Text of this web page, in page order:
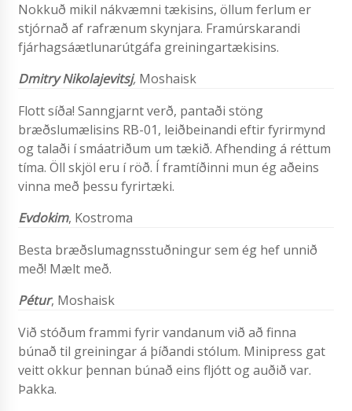
Nokkuð mikil nákvæmni tækisins, öllum ferlum er
stjórnað af rafrænum skynjara. Framúrskarandi
fjárhagsáætlunarútgáfa greiningartækisins.
Dmitry Nikolajevitsj, Moshaisk
Flott síða! Sanngjarnt verð, pantaði stöng
bræðslumælisins RB-01, leiðbeinandi eftir fyrirmynd
og talaði í smáatriðum um tækið. Afhending á réttum
tíma. Öll skjöl eru í röð. Í framtíðinni mun ég aðeins
vinna með þessu fyrirtæki.
Evdokim, Kostroma
Besta bræðslumagnsstuðningur sem ég hef unnið
með! Mælt með.
Pétur, Moshaisk
Við stóðum frammi fyrir vandanum við að finna
búnað til greiningar á þíðandi stólum. Minipress gat
veitt okkur þennan búnað eins fljótt og auðið var.
Þakka.